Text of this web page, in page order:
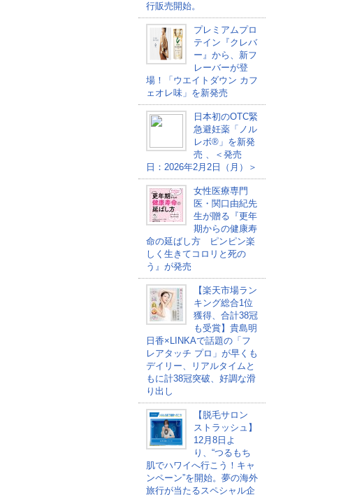
行販売開始。
プレミアムプロ
テイン『クレバ
ー』から、新フ
レーバーが登
場！「ウエイトダウン カフ
ェオレ味」を新発売
日本初のOTC緊
急避妊薬「ノル
レボ®」を新発
売 、＜発売
日：2026年2月2日（月）＞
女性医療専門
医・関口由紀先
生が贈る『更年
期からの健康寿
命の延ばし方 ピンピン楽
しく生きてコロリと死の
う』が発売
【楽天市場ラン
キング総合1位
獲得、合計38冠
も受賞】貴島明
日香×LINKAで話題の「フ
レアタッチ プロ」が早くも
デイリー、リアルタイムと
もに計38冠突破、好調な滑
り出し
【脱毛サロン
ストラッシュ】
12月8日よ
り、“つるもち
肌でハワイへ行こう！キャ
ンペーン”を開始。夢の海外
旅行が当たるスペシャル企